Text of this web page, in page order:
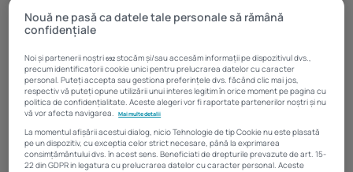
jucător în
dezvoltărilor
imobiliare la
nivel
european, anunță numirea a doi noi directori generali pentru
România și Polomia se strecoară o informație de interes pentru
agenții imobiliari. ”Sunt bucuros să fac parte din noi inițiative, cum
este Frumușani Residential Park, un proiect care întărește rolul de
pionierat si viziunea pe termen lung a Grupului, în România”, spune
Nouă ne pasă ca datele tale personale să rămână
confidențiale
Noi și partenerii noștri692 stocăm și/sau accesăm informații pe dispozitivul dvs.,
precum identificatorii cookie unici pentru prelucrarea datelor cu caracter
personal. Puteți accepta sau gestiona preferințele dvs. făcând clic mai jos,
respectiv vă puteți opune utilizării unui interes legitim în orice moment pe pagina cu
politica de confidențialitate. Aceste alegeri vor fi raportate partenerilor noștri și nu
vă vor afecta navigarea.
Mai multe detalii
La momentul afișării acestui dialog, nicio Tehnologie de tip Cookie nu este plasată
pe un dispozitiv, cu exceptia celor strict necesare, până la exprimarea
consimțământului dvs. în acest sens. Beneficiati de drepturile prevazute de art. 15-
22 din GDPR in legatura cu prelucrarea datelor cu caracter personal. Aceste